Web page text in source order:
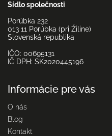
Sídlo společnosti
Porúbka 232
013 11 Porúbka (pri Žiline)
Slovenská republika
IČO: 00695131
IČ DPH: SK2020445196
Informácie pre vás
O nás
Blog
Kontakt